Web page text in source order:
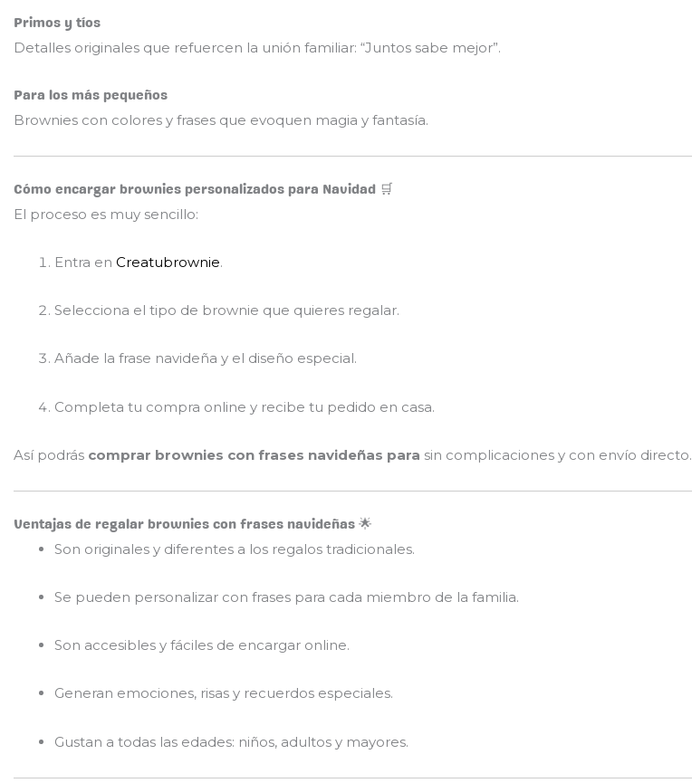
Primos y tíos
Detalles originales que refuercen la unión familiar: “Juntos sabe mejor”.
Para los más pequeños
Brownies con colores y frases que evoquen magia y fantasía.
Cómo encargar brownies personalizados para Navidad 🛒
El proceso es muy sencillo:
Entra en Creatubrownie.
Selecciona el tipo de brownie que quieres regalar.
Añade la frase navideña y el diseño especial.
Completa tu compra online y recibe tu pedido en casa.
Así podrás comprar brownies con frases navideñas para sin complicaciones y con envío directo.
Ventajas de regalar brownies con frases navideñas 🌟
Son originales y diferentes a los regalos tradicionales.
Se pueden personalizar con frases para cada miembro de la familia.
Son accesibles y fáciles de encargar online.
Generan emociones, risas y recuerdos especiales.
Gustan a todas las edades: niños, adultos y mayores.